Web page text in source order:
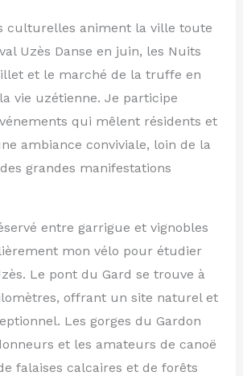
culturelles animent la ville toute
Uzès Danse en juin, les Nuits
et le marché de la truffe en
vie uzétienne. Je participe
qui mêlent résidents et
ambiance conviviale, loin de la
grandes manifestations
entre garrigue et vignobles
mon vélo pour étudier
Le pont du Gard se trouve à
offrant un site naturel et
Les gorges du Gardon
et les amateurs de canoë
falaises calcaires et de forêts